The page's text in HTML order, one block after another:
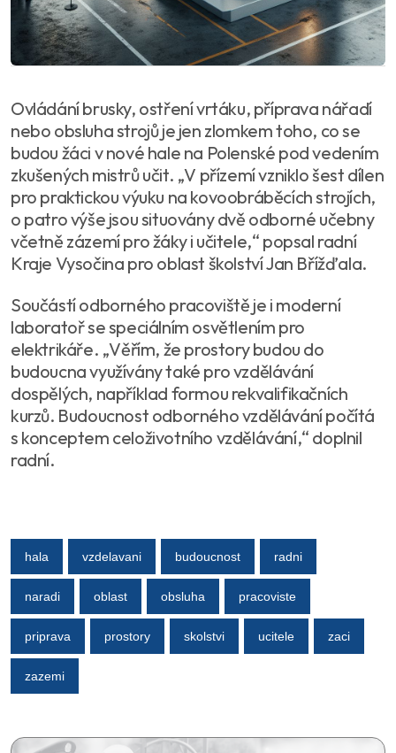
Ovládání brusky, ostření vrtáku, příprava nářadí
nebo obsluha strojů je jen zlomkem toho, co se
budou žáci v nové hale na Polenské pod vedením
zkušených mistrů učit. „V přízemí vzniklo šest dílen
pro praktickou výuku na kovoobráběcích strojích,
o patro výše jsou situovány dvě odborné učebny
včetně zázemí pro žáky i učitele,“ popsal radní
Kraje Vysočina pro oblast školství Jan Břížďala.
Součástí odborného pracoviště je i moderní
laboratoř se speciálním osvětlením pro
elektrikáře. „Věřím, že prostory budou do
budoucna využívány také pro vzdělávání
dospělých, například formou rekvalifikačních
kurzů. Budoucnost odborného vzdělávání počítá
s konceptem celoživotního vzdělávání,“ doplnil
radní.
hala vzdelavani budoucnost radni
naradi oblast obsluha pracoviste
priprava prostory skolstvi ucitele zaci
zazemi